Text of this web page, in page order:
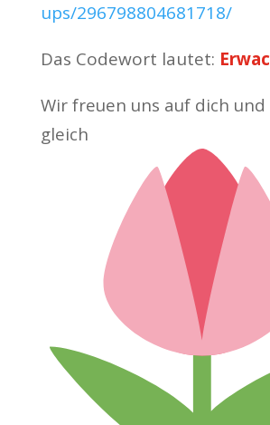
ups/296798804681718/
Das Codewort lautet:
Wir freuen uns auf dich und
gleich